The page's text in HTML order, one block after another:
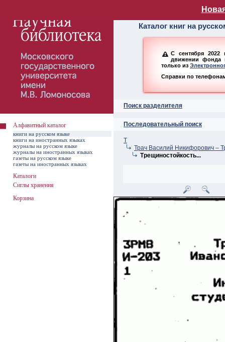
Алфавитный
Каталог книг на
С сентября 2022
движении фонда
только из
Справки по
Поиск разделителя
Последовательный поиск
Т
Трач Василий Никифорович –
Трещиностойкость...
Алфавитный каталог
книги на русском языке
книги на иностранных языках
журналы на русском языке
журналы на иностранных языках
газеты на русском языке
газеты на иностранных языках
Каталоги
Сиглы хранения
Корзина